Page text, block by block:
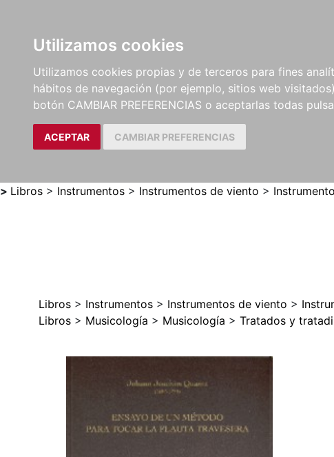
Utilizamos cookies
Utilizamos cookies propias y de terceros para fines
hábitos de navegación (por ejemplo, sitios web
botón CAMBIAR PREFERENCIAS o aceptarlas todas
ACEPTAR CAMBIAR PREFERENCIAS
LIBROS
MÉTODOS Y
EJERCICIOS
PARTITURAS Y EDICIONES
CRÍTICAS
> Libros > Instrumentos > Instrumentos de viento >
Libros > Instrumentos > Instrumentos de viento >
Libros > Musicología > Musicología > Tratados y